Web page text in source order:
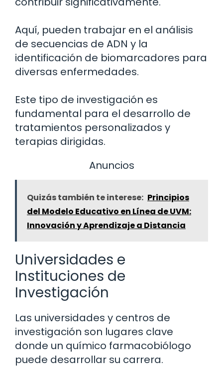
Aquí, pueden trabajar en el análisis
de secuencias de ADN y la
identificación de biomarcadores para
diversas enfermedades.
Este tipo de investigación es
fundamental para el desarrollo de
tratamientos personalizados y
terapias dirigidas.
Anuncios
Quizás también te interese: Principios
del Modelo Educativo en Línea de UVM:
Innovación y Aprendizaje a Distancia
Universidades e
Instituciones de
Investigación
Las universidades y centros de
investigación son lugares clave
donde un químico farmacobiólogo
puede desarrollar su carrera.